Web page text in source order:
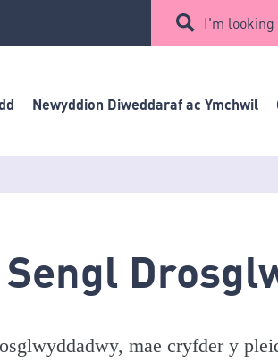
I'm looking
Newyddion Diweddaraf ac Ymchwil
mae cryfder y